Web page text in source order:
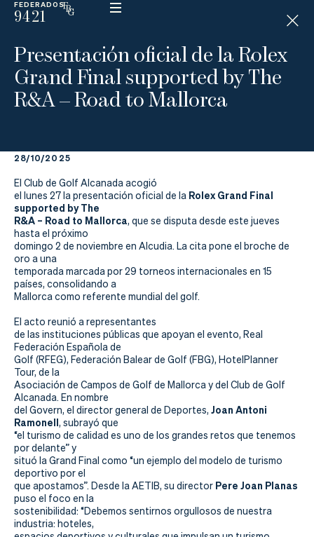
FEDERADOS
9421
ESP
N
D
I
C
A
P
La
Federación
Federarse
Jugar
Aprender
Actualidad
Tienda
Presentación oficial de la Rolex
Grand Final supported by The
R&A – Road to Mallorca
28/10/2025
El Club de Golf Alcanada acogió
el lunes 27 la presentación oficial de la Rolex Grand Final
supported by The
R&A – Road to Mallorca, que se disputa desde este jueves
hasta el próximo
domingo 2 de noviembre en Alcudia. La cita pone el broche de
oro a una
temporada marcada por 29 torneos internacionales en 15
países, consolidando a
Mallorca como referente mundial del golf.
El acto reunió a representantes
de las instituciones públicas que apoyan el evento, Real
Federación Española de
Golf (RFEG), Federación Balear de Golf (FBG), HotelPlanner
Tour, de la
Asociación de Campos de Golf de Mallorca y del Club de Golf
Alcanada. En nombre
del Govern, el director general de Deportes, Joan Antoni
Ramonell, subrayó que
“el turismo de calidad es uno de los grandes retos que tenemos
por delante” y
situó la Grand Final como “un ejemplo del modelo de turismo
deportivo por el
que apostamos”. Desde la AETIB, su director Pere Joan Planas
puso el foco en la
sostenibilidad: “Debemos sentirnos orgullosos de nuestra
industria: hoteles,